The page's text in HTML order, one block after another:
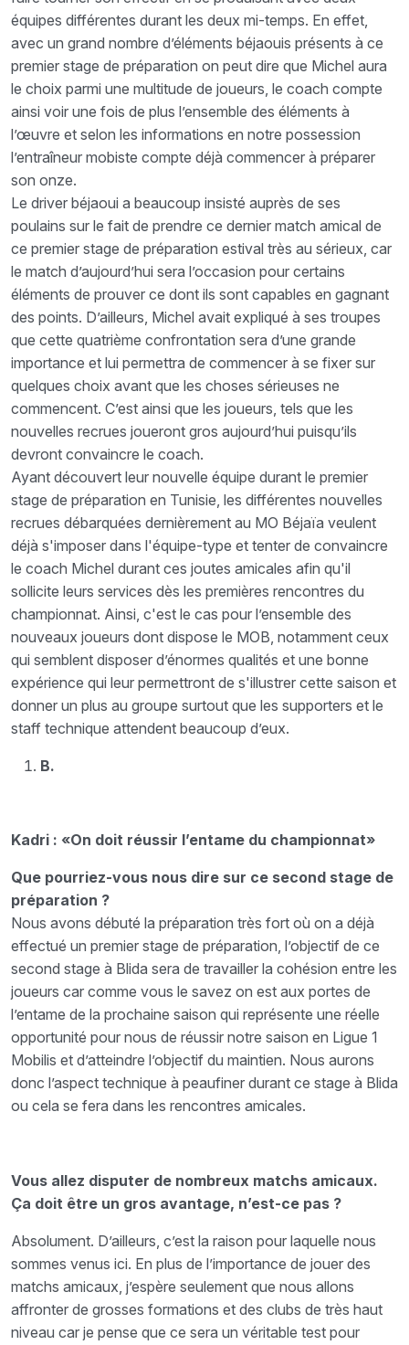
équipes différentes durant les deux mi-temps. En effet,
avec un grand nombre d’éléments béjaouis présents à ce
premier stage de préparation on peut dire que Michel aura
le choix parmi une multitude de joueurs, le coach compte
ainsi voir une fois de plus l’ensemble des éléments à
l’œuvre et selon les informations en notre possession
l’entraîneur mobiste compte déjà commencer à préparer
son onze.
Le driver béjaoui a beaucoup insisté auprès de ses
poulains sur le fait de prendre ce dernier match amical de
ce premier stage de préparation estival très au sérieux, car
le match d’aujourd’hui sera l’occasion pour certains
éléments de prouver ce dont ils sont capables en gagnant
des points. D’ailleurs, Michel avait expliqué à ses troupes
que cette quatrième confrontation sera d’une grande
importance et lui permettra de commencer à se fixer sur
quelques choix avant que les choses sérieuses ne
commencent. C’est ainsi que les joueurs, tels que les
nouvelles recrues joueront gros aujourd’hui puisqu’ils
devront convaincre le coach.
Ayant découvert leur nouvelle équipe durant le premier
stage de préparation en Tunisie, les différentes nouvelles
recrues débarquées dernièrement au MO Béjaïa veulent
déjà s'imposer dans l'équipe-type et tenter de convaincre
le coach Michel durant ces joutes amicales afin qu'il
sollicite leurs services dès les premières rencontres du
championnat. Ainsi, c'est le cas pour l’ensemble des
nouveaux joueurs dont dispose le MOB, notamment ceux
qui semblent disposer d’énormes qualités et une bonne
expérience qui leur permettront de s'illustrer cette saison et
donner un plus au groupe surtout que les supporters et le
staff technique attendent beaucoup d’eux.
B.
Kadri : «On doit réussir l’entame du championnat»
Que pourriez-vous nous dire sur ce second stage de
préparation ?
Nous avons débuté la préparation très fort où on a déjà
effectué un premier stage de préparation, l’objectif de ce
second stage à Blida sera de travailler la cohésion entre les
joueurs car comme vous le savez on est aux portes de
l’entame de la prochaine saison qui représente une réelle
opportunité pour nous de réussir notre saison en Ligue 1
Mobilis et d’atteindre l’objectif du maintien. Nous aurons
donc l’aspect technique à peaufiner durant ce stage à Blida
ou cela se fera dans les rencontres amicales.
Vous allez disputer de nombreux matchs amicaux.
Ça doit être un gros avantage, n’est-ce pas ?
Absolument. D’ailleurs, c’est la raison pour laquelle nous
sommes venus ici. En plus de l’importance de jouer des
matchs amicaux, j’espère seulement que nous allons
affronter de grosses formations et des clubs de très haut
niveau car je pense que ce sera un véritable test pour